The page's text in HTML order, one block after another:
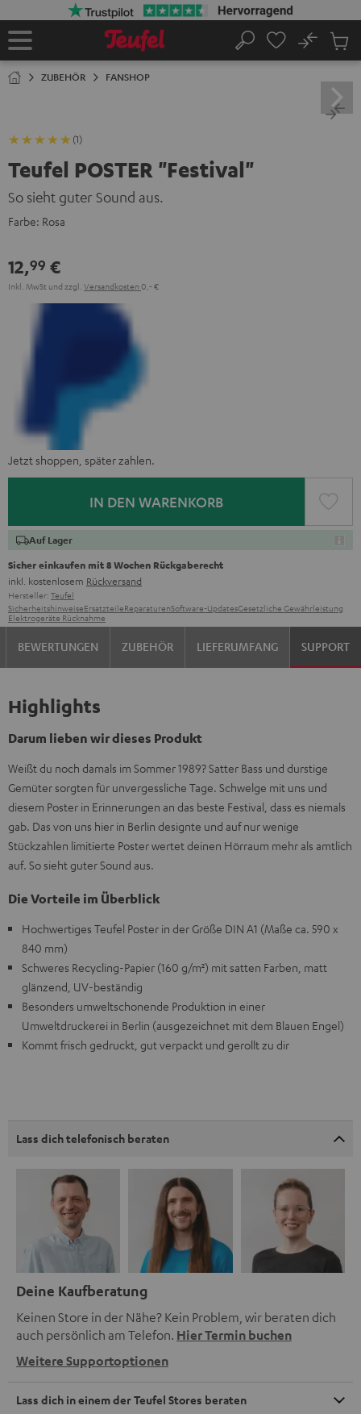
Startseite
Suche
No
ZUBEHÖR FANSHOP
(1)
Teufel POSTER "Festival"
So sieht guter Sound aus.
Farbe: Rosa
12,99 €
Inkl. MwSt und zzgl. Versandkosten 0,‐ €
Jetzt shoppen, später zahlen.
IN DEN WARENKORB
Auf Lager
Sicher einkaufen mit 8 Wochen Rückgaberecht
inkl. kostenlosem Rückversand
Hersteller: Teufel
SicherheitshinweiseErsatzteileReparaturenSoftware-UpdatesGesetzliche Gewährleistung
Elektrogeräte Rücknahme
BEWERTUNGEN ZUBEHÖR LIEFERUMFANG SUPPORT
Highlights
Darum lieben wir dieses Produkt
Weißt du noch damals im Sommer 1989? Satter Bass und durstige
Gemüter sorgten für unvergessliche Tage. Schwelge mit uns und
diesem Poster in Erinnerungen an das beste Festival, dass es niemals
gab. Das von uns hier in Berlin designte und auf nur wenige
Stückzahlen limitierte Poster wertet deinen Hörraum mehr als amtlich
auf. So sieht guter Sound aus.
Die Vorteile im Überblick
Hochwertiges Teufel Poster in der Größe DIN A1 (Maße ca. 590 x
840 mm)
Schweres Recycling-Papier (160 g/m²) mit satten Farben, matt
glänzend, UV-beständig
Besonders umweltschonende Produktion in einer
Umweltdruckerei in Berlin (ausgezeichnet mit dem Blauen Engel)
Kommt frisch gedruckt, gut verpackt und gerollt zu dir
Lass dich telefonisch beraten
Deine Kaufberatung
Keinen Store in der Nähe? Kein Problem, wir beraten dich
auch persönlich am Telefon. Hier Termin buchen
Weitere Supportoptionen
Lass dich in einem der Teufel Stores beraten